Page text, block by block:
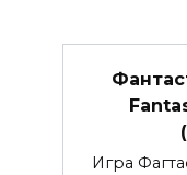
Игра